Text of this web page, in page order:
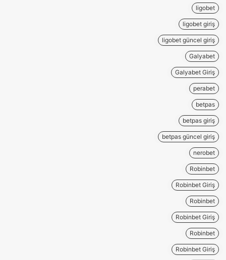
ligobet
ligobet giriş
ligobet güncel giriş
Galyabet
Galyabet Giriş
perabet
betpas
betpas giriş
betpas güncel giriş
nerobet
Robinbet
Robinbet Giriş
Robinbet
Robinbet Giriş
Robinbet
Robinbet Giriş